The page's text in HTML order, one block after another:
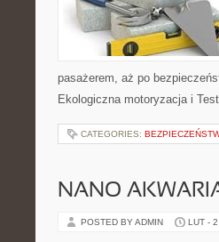
pasażerem, aż po
Ekologiczna motoryzacja i
CATEGORIES:
NANO
POSTED BY ADMIN LUT -